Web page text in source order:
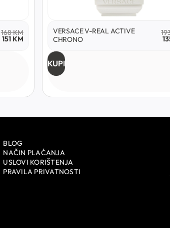
168KM
151 KM
VERSACE V-REAL ACTIVE
CHRONO
KUPI
BLOG
NAČIN PLAĆANJA
USLOVI KORIŠTENJA
PRAVILA PRIVATNOSTI